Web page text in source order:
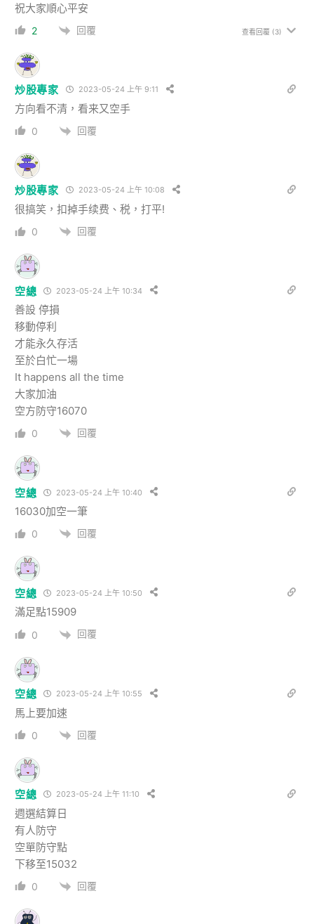
祝大家順心平安
2 回覆 查看回覆 (3)
炒股專家 2023-05-24 上午 9:11
方向看不清，看来又空手
0 回覆
炒股專家 2023-05-24 上午 10:08
很搞笑，扣掉手续费、税，打平!
0 回覆
空總 2023-05-24 上午 10:34
善設 停損
移動停利
才能永久存活
至於白忙一場
It happens all the time
大家加油
空方防守16070
0 回覆
空總 2023-05-24 上午 10:40
16030加空一筆
0 回覆
空總 2023-05-24 上午 10:50
滿足點15909
0 回覆
空總 2023-05-24 上午 10:55
馬上要加速
0 回覆
空總 2023-05-24 上午 11:10
週選結算日
有人防守
空單防守點
下移至15032
0 回覆